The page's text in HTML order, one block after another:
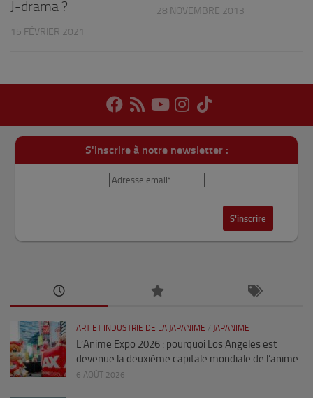
J-drama ?
15 FÉVRIER 2021
28 NOVEMBRE 2013
S'inscrire à notre newsletter :
ART ET INDUSTRIE DE LA JAPANIME / JAPANIME
L’Anime Expo 2026 : pourquoi Los Angeles est
devenue la deuxième capitale mondiale de l’anime
6 AOÛT 2026